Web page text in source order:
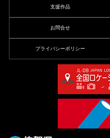
支援作品
お問合せ
プライバシーポリシー